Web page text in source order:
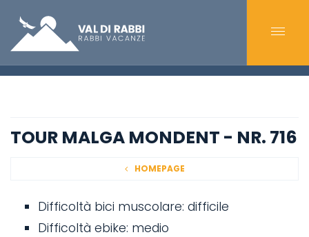
TOUR MALGA MONDENT - NR. 716
HOMEPAGE
Difficoltà bici muscolare: difficile
Difficoltà ebike: medio